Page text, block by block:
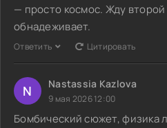
— просто космос. Жду
обнадеживает.
Ответить Цитировать
N Nastassia Kazlova
9 мая 2026 12:00
Бомбический сюжет, физика